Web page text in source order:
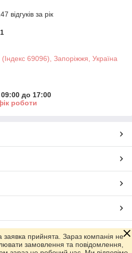
відгуків за рік
69096), Запоріжжя, Україна
до 17:00
роботи
прийнята. Зараз компанія не
замовлення та повідомлення,